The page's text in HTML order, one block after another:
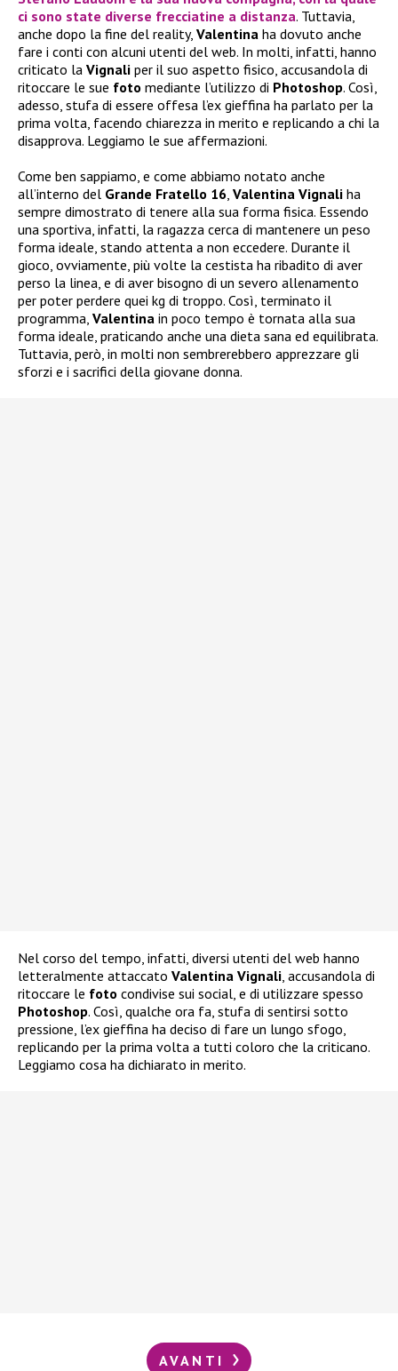
ci sono state diverse frecciatine a distanza. Tuttavia,
anche dopo la fine del reality, Valentina ha dovuto anche
fare i conti con alcuni utenti del web. In molti, infatti, hanno
criticato la Vignali per il suo aspetto fisico, accusandola di
ritoccare le sue foto mediante l’utilizzo di Photoshop. Così,
adesso, stufa di essere offesa l’ex gieffina ha parlato per la
prima volta, facendo chiarezza in merito e replicando a chi la
disapprova. Leggiamo le sue affermazioni.
Come ben sappiamo, e come abbiamo notato anche
all’interno del Grande Fratello 16, Valentina Vignali ha
sempre dimostrato di tenere alla sua forma fisica. Essendo
una sportiva, infatti, la ragazza cerca di mantenere un peso
forma ideale, stando attenta a non eccedere. Durante il
gioco, ovviamente, più volte la cestista ha ribadito di aver
perso la linea, e di aver bisogno di un severo allenamento
per poter perdere quei kg di troppo. Così, terminato il
programma, Valentina in poco tempo è tornata alla sua
forma ideale, praticando anche una dieta sana ed equilibrata.
Tuttavia, però, in molti non sembrerebbero apprezzare gli
sforzi e i sacrifici della giovane donna.
Nel corso del tempo, infatti, diversi utenti del web hanno
letteralmente attaccato Valentina Vignali, accusandola di
ritoccare le foto condivise sui social, e di utilizzare spesso
Photoshop. Così, qualche ora fa, stufa di sentirsi sotto
pressione, l’ex gieffina ha deciso di fare un lungo sfogo,
replicando per la prima volta a tutti coloro che la criticano.
Leggiamo cosa ha dichiarato in merito.
AVANTI